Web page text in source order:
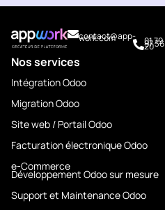
contact@app-
work.com 01 79
97 36
20
Nos services
Intégration Odoo
Migration Odoo
Site web / Portail Odoo
Facturation électronique Odoo
e-Commerce
Développement Odoo sur mesure
Support et Maintenance Odoo